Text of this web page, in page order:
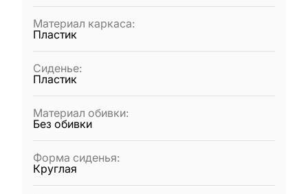
Материал каркаса:
Пластик
Сиденье:
Пластик
Материал обивки:
Без обивки
Форма сиденья:
Круглая